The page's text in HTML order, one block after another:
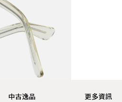
中古逸品
更多資訊